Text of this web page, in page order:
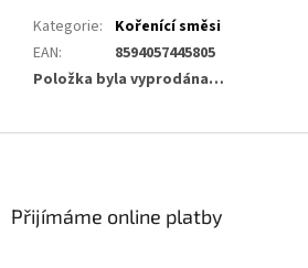
Kategorie:
Kořenící směsi
EAN:
8594057445805
Položka byla vyprodána…
Přijímáme online platby